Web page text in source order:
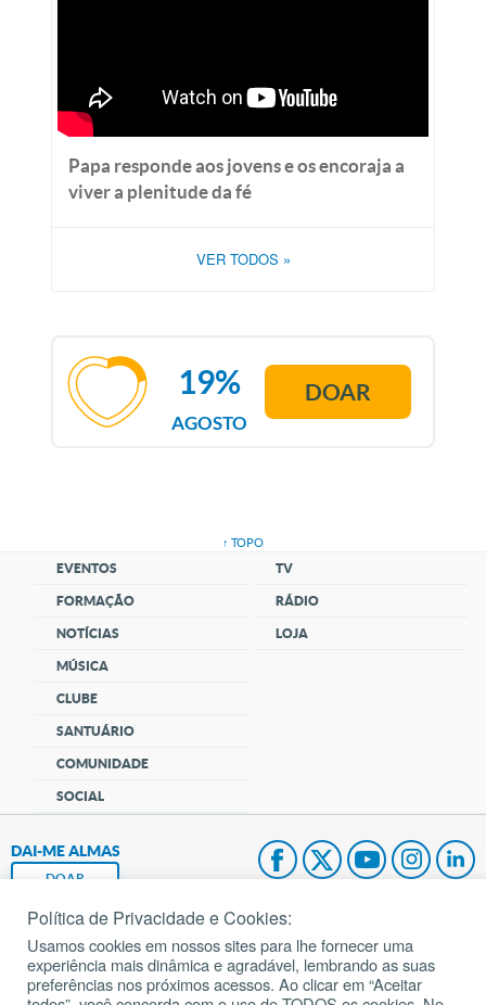
Papa responde aos jovens e os encoraja a
viver a plenitude da fé
VER TODOS »
AGOSTO
19% DOAR
↑ TOPO
EVENTOS
FORMAÇÃO
NOTÍCIAS
MÚSICA
CLUBE
SANTUÁRIO
COMUNIDADE
SOCIAL
TV
RÁDIO
LOJA
DAI-ME ALMAS
DOAR
Fundação João Paulo II
Pedido de Oração
Política de Privacidade e Cookies:
Usamos cookies em nossos sites para lhe fornecer uma
experiência mais dinâmica e agradável, lembrando as suas
preferências nos próximos acessos. Ao clicar em “Aceitar